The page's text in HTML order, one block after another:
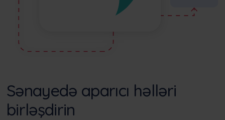
Sənayedə aparıcı həlləri
birləşdirin